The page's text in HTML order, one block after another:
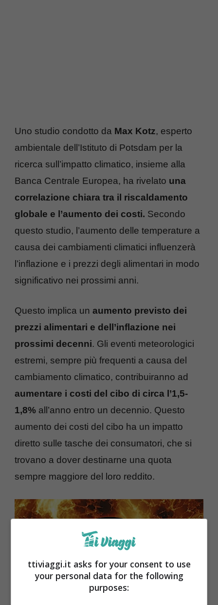
Uno studio condotto da Max Kotz, esperto
ambientale dell’Istituto di Potsdam per la
ricerca sull’impatto climatico, insieme alla
Banca Centrale Europea, ha rivelato una
correlazione chiara tra il riscaldamento
globale e l’aumento dei costi. Secondo
questo studio, l’aumento delle temperature a
causa dei cambiamenti climatici influenzerà
l’inflazione e i prezzi degli alimentari in modo
significativo nei prossimi anni.
Questo implica un aumento previsto dei
prezzi alimentari e dell’inflazione nei
prossimi decenni. Gli eventi meteorologici
estremi, sempre più frequenti a causa del
cambiamento climatico, contribuiranno ad
aumentare i costi del cibo di circa l’1,5-
1,8% all’anno entro un decennio. Questo
aumento dei costi del cibo ha un impatto
diretto sulle tasche dei consumatori, che si
trovano a dover destinarne una quota
sempre maggiore del loro reddito.
ttiviaggi.it asks for your consent to use
your personal data for the following
purposes: